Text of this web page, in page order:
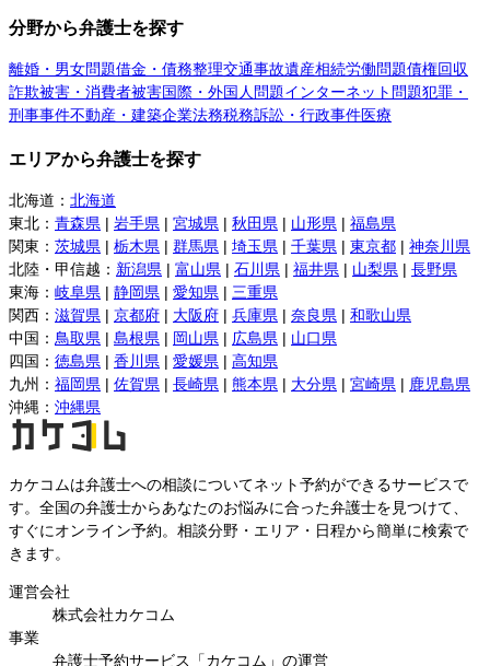
分野から弁護士を探す
離婚・男女問題借金・債務整理交通事故遺産相続労働問題債権回収
詐欺被害・消費者被害国際・外国人問題インターネット問題犯罪・
刑事事件不動産・建築企業法務税務訴訟・行政事件医療
エリアから弁護士を探す
北海道 ： 北海道
東北 ： 青森県 | 岩手県 | 宮城県 | 秋田県 | 山形県 | 福島県
関東 ： 茨城県 | 栃木県 | 群馬県 | 埼玉県 | 千葉県 | 東京都 | 神奈川県
北陸・甲信越 ： 新潟県 | 富山県 | 石川県 | 福井県 | 山梨県 | 長野県
東海 ： 岐阜県 | 静岡県 | 愛知県 | 三重県
関西 ： 滋賀県 | 京都府 | 大阪府 | 兵庫県 | 奈良県 | 和歌山県
中国 ： 鳥取県 | 島根県 | 岡山県 | 広島県 | 山口県
四国 ： 徳島県 | 香川県 | 愛媛県 | 高知県
九州 ： 福岡県 | 佐賀県 | 長崎県 | 熊本県 | 大分県 | 宮崎県 | 鹿児島県
沖縄 ： 沖縄県
カケコムは弁護士への相談についてネット予約ができるサービスで
す。全国の弁護士からあなたのお悩みに合った弁護士を見つけて、
すぐにオンライン予約。相談分野・エリア・日程から簡単に検索で
きます。
運営会社
株式会社カケコム
事業
弁護士予約サービス「カケコム」の運営